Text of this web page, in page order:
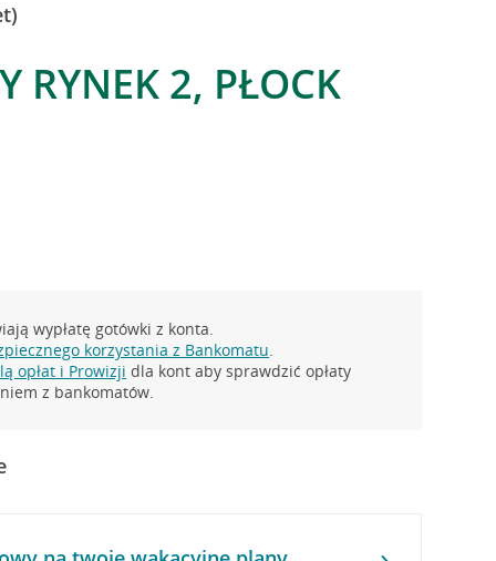
RYNEK 2, PŁOCK
wypłatę gotówki z konta.
korzystania z Bankomatu.
opłat i Prowizji dla kont aby sprawdzić opłaty
z bankomatów.